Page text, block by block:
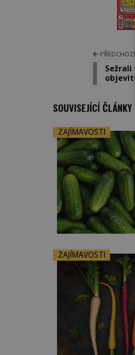
PŘEDCHOZÍ
Sežrali
SOUVISEJÍCÍ ČLÁNKY
ZAJÍMAVOSTI
ZAJÍMAVOSTI